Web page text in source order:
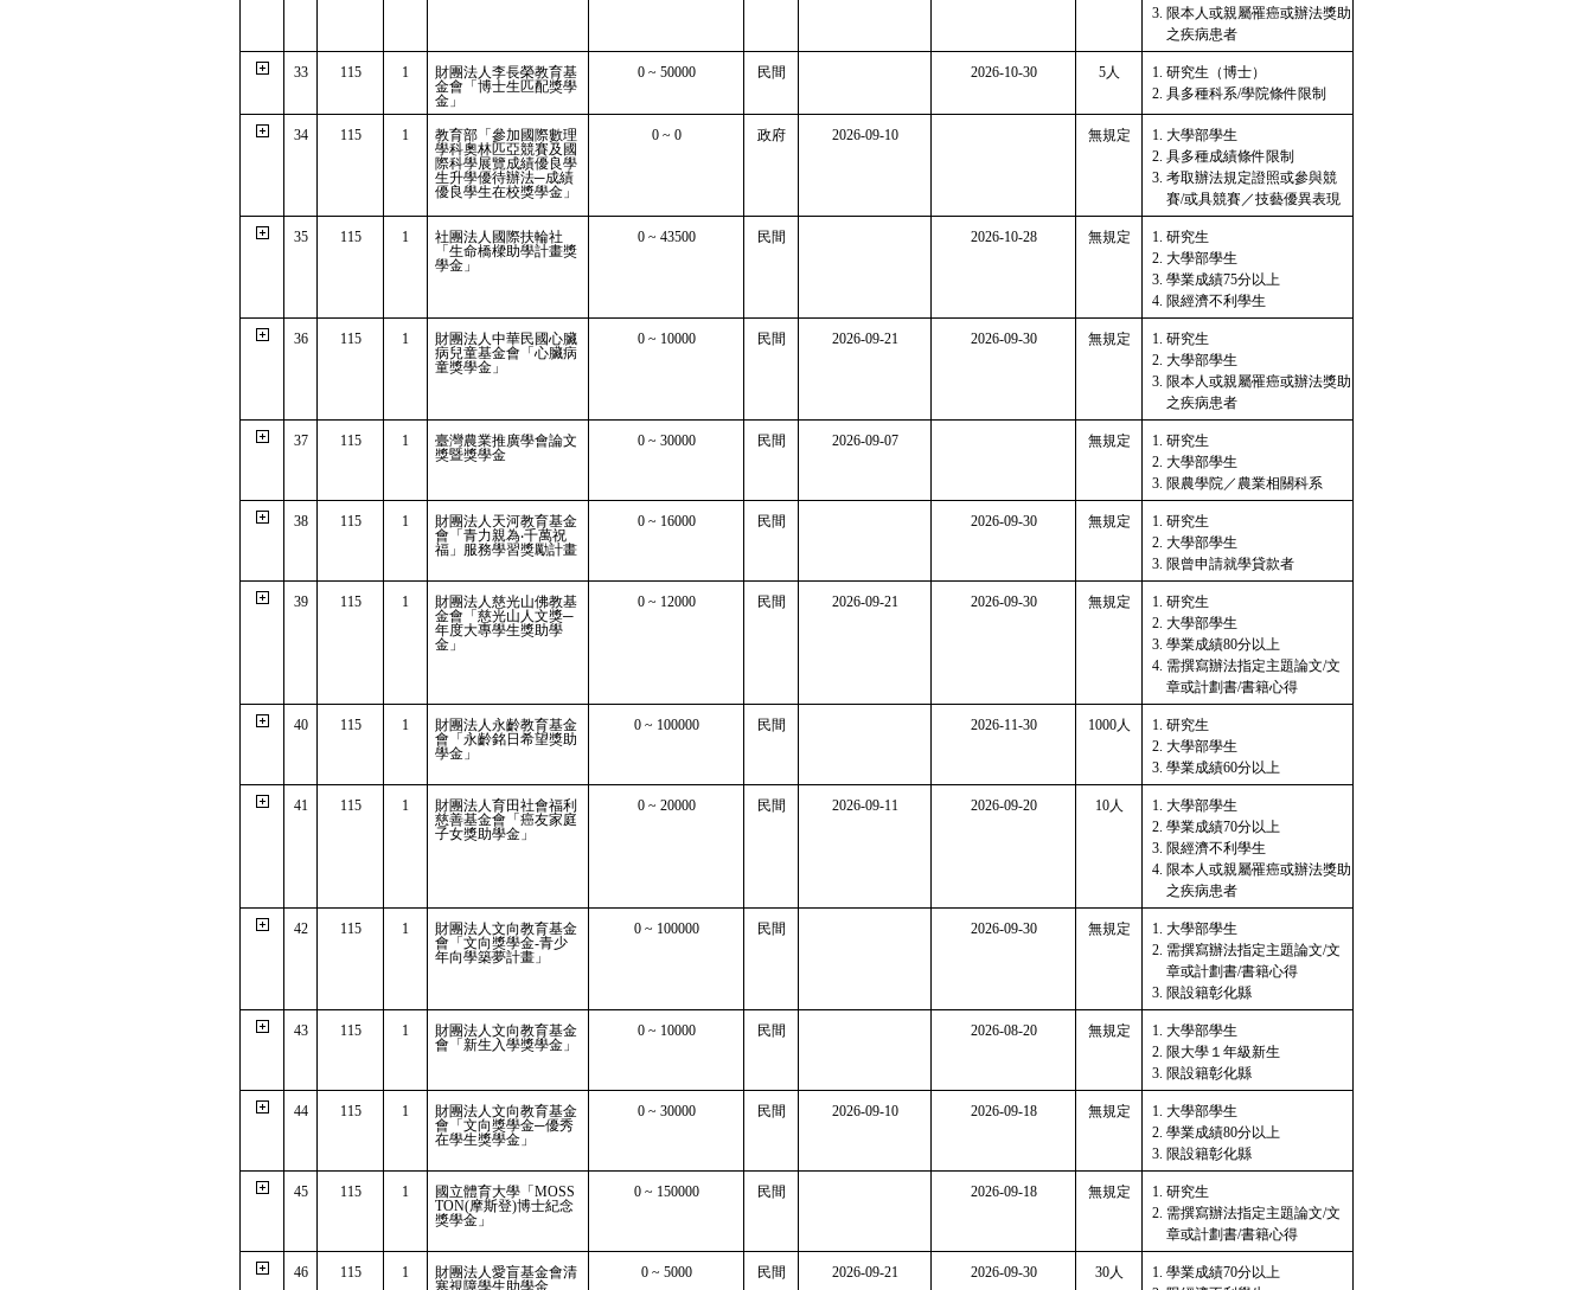
限本人或親屬罹癌或辦法獎助
之疾病患者
33 115 1
財團法人李長榮教育基
金會「博士生匹配獎學
金」
0 ~ 50000 民間 2026-10-30 5人
研究生（博士）
具多種科系/學院條件限制
34 115 1
教育部「參加國際數理
學科奧林匹亞競賽及國
際科學展覽成績優良學
生升學優待辦法─成績
優良學生在校獎學金」
0 ~ 0 政府 2026-09-10 無規定
大學部學生
具多種成績條件限制
考取辦法規定證照或參與競
賽/或具競賽／技藝優異表現
35 115 1
社團法人國際扶輪社
「生命橋樑助學計畫獎
學金」
0 ~ 43500 民間 2026-10-28 無規定
研究生
大學部學生
學業成績75分以上
限經濟不利學生
36 115 1
財團法人中華民國心臟
病兒童基金會「心臟病
童獎學金」
0 ~ 10000 民間 2026-09-21 2026-09-30 無規定
研究生
大學部學生
限本人或親屬罹癌或辦法獎助
之疾病患者
37 115 1
臺灣農業推廣學會論文
獎暨獎學金
0 ~ 30000 民間 2026-09-07 無規定
研究生
大學部學生
限農學院／農業相關科系
38 115 1
財團法人天河教育基金
會「青力親為‧千萬祝
福」服務學習獎勵計畫
0 ~ 16000 民間 2026-09-30 無規定
研究生
大學部學生
限曾申請就學貸款者
39 115 1
財團法人慈光山佛教基
金會「慈光山人文獎─
年度大專學生獎助學
金」
0 ~ 12000 民間 2026-09-21 2026-09-30 無規定
研究生
大學部學生
學業成績80分以上
需撰寫辦法指定主題論文/文
章或計劃書/書籍心得
40 115 1
財團法人永齡教育基金
會「永齡銘日希望獎助
學金」
0 ~ 100000 民間 2026-11-30 1000人
研究生
大學部學生
學業成績60分以上
41 115 1
財團法人育田社會福利
慈善基金會「癌友家庭
子女獎助學金」
0 ~ 20000 民間 2026-09-11 2026-09-20 10人
大學部學生
學業成績70分以上
限經濟不利學生
限本人或親屬罹癌或辦法獎助
之疾病患者
42 115 1
財團法人文向教育基金
會「文向獎學金-青少
年向學築夢計畫」
0 ~ 100000 民間 2026-09-30 無規定
大學部學生
需撰寫辦法指定主題論文/文
章或計劃書/書籍心得
限設籍彰化縣
43 115 1
財團法人文向教育基金
會「新生入學獎學金」
0 ~ 10000 民間 2026-08-20 無規定
大學部學生
限大學１年級新生
限設籍彰化縣
44 115 1
財團法人文向教育基金
會「文向獎學金─優秀
在學生獎學金」
0 ~ 30000 民間 2026-09-10 2026-09-18 無規定
大學部學生
學業成績80分以上
限設籍彰化縣
45 115 1
國立體育大學「MOSS
TON(摩斯登)博士紀念
獎學金」
0 ~ 150000 民間 2026-09-18 無規定
研究生
需撰寫辦法指定主題論文/文
章或計劃書/書籍心得
46 115 1
財團法人愛盲基金會清
寒視障學生助學金
0 ~ 5000 民間 2026-09-21 2026-09-30 30人
學業成績70分以上